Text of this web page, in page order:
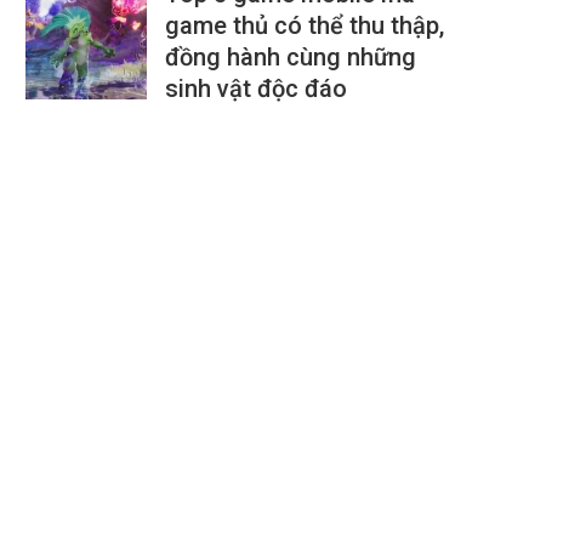
game thủ có thể thu thập,
đồng hành cùng những
sinh vật độc đáo